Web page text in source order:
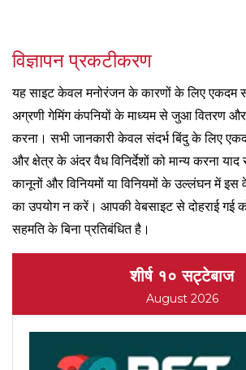
विज्ञापन प्रकटीकरण
यह साइट केवल मनोरंजन के कारणों के लिए एकदम
अग्रणी गेमिंग कंपनियों के माध्यम से जुआ वितरण
करना। सभी जानकारी केवल संदर्भ बिंदु के लिए
और क्षेत्र के अंदर वैध विनिर्देशों को मान्य करना
कानूनों और विनियमों या विनियमों के उल्लंघन में इस
का उपयोग न करें। आपकी वेबसाइट से दोहराई गई
सहमति के बिना प्रतिबंधित है।
शीर्ष १० सट्टेबाज
August 2026